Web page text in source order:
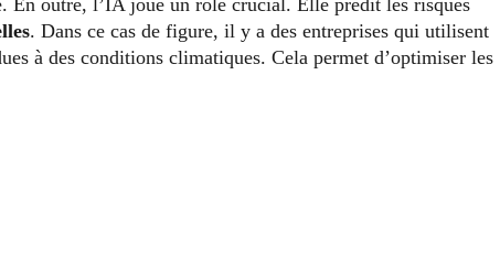
. Dans ce cas de figure, il y a des entreprises qui utilisent
à des conditions climatiques. Cela permet d’optimiser les